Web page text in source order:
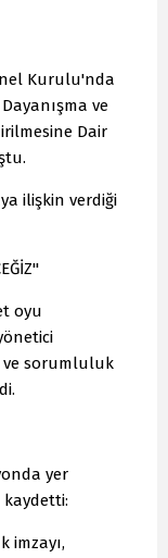
Kurulu'nda
ve
Dair
ilişkin verdiği
oyu
ve sorumluluk
yer
kaydetti:
imzayı,